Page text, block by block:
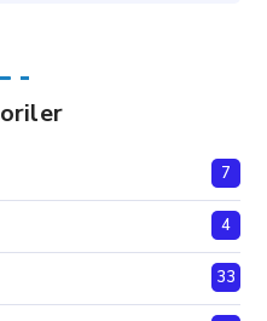
7
4
33